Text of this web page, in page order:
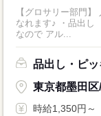
【グロサリー部門
なれます♪ ・品出し ・手直し ・接客 など とってもシンプルな作業
なので アル...
品出し・ピ
東京都墨田区
時給1,350円～